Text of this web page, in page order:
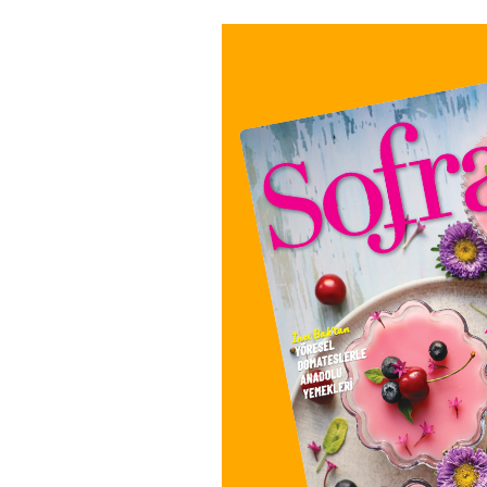
kaynaklanabileceği gibi,
gelebilir. Yapılacaklar
listesinde bakın neler var!